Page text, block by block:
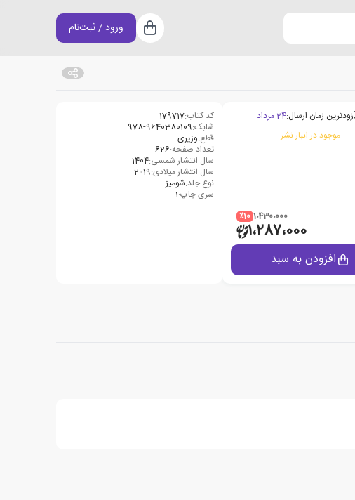
سبد خرید
ورود / ثبت‌نام
زودترین زمان ارسال:24 مرداد
موجود در انبار نشر
1،430،000 ٪10
1،287،000
افزودن به سبد
کد کتاب:179717
شابک:978-9640380109
قطع:وزیری
تعداد صفحه:626
سال انتشار شمسی:1404
سال انتشار میلادی:2019
نوع جلد:شومیز
سری چاپ:1